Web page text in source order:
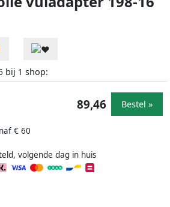
bij 1 shop:
€ 60
volgende dag in huis
89,46 Bestel »